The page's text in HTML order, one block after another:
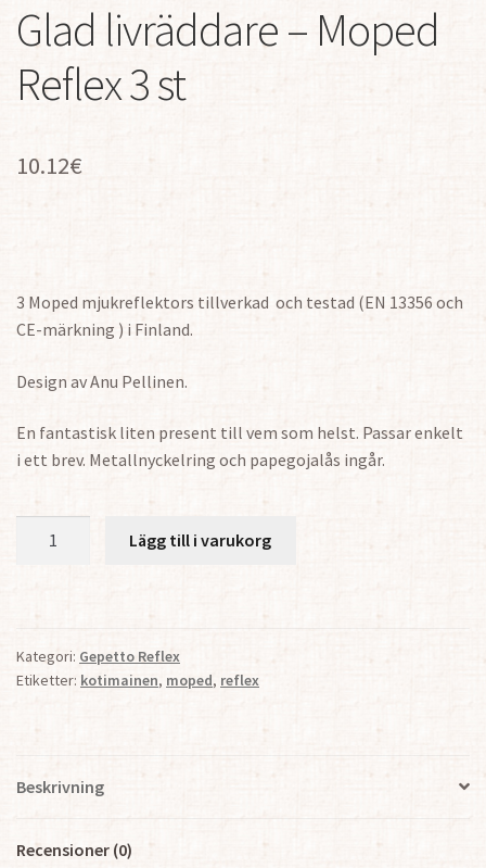
Glad livräddare – Moped
Reflex 3 st
10.12€
3 Moped mjukreflektors tillverkad och testad (EN 13356 och
CE-märkning ) i Finland.
Design av Anu Pellinen.
En fantastisk liten present till vem som helst. Passar enkelt
i ett brev. Metallnyckelring och papegojalås ingår.
3
st
Lägg till i varukorg
Kategori: Gepetto Reflex
Etiketter: kotimainen, moped, reflex
Beskrivning
Recensioner (0)